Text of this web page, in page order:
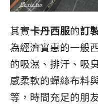
其實卡丹西服的訂
為經濟實惠的一般
的吸濕、排汗、吸
感柔軟的蟬絲布料
等，時間充足的朋